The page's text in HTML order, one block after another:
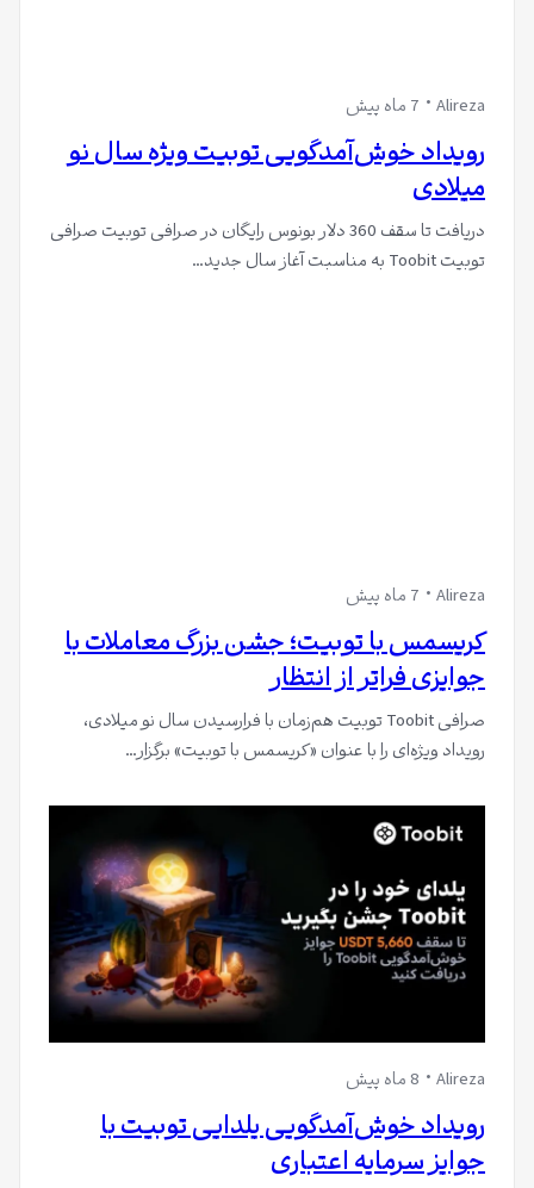
Alireza 7 ماه پیش
رویداد خوش‌آمدگویی توبیت ویژه سال نو
میلادی
دریافت تا سقف 360 دلار بونوس رایگان در صرافی توبیت صرافی
توبیت Toobit به مناسبت آغاز سال جدید…
Alireza 7 ماه پیش
کریسمس با توبیت؛ جشن بزرگ معاملات با
جوایزی فراتر از انتظار
صرافی Toobit توبیت هم‌زمان با فرارسیدن سال نو میلادی،
رویداد ویژه‌ای را با عنوان «کریسمس با توبیت» برگزار…
Alireza 8 ماه پیش
رویداد خوش‌آمدگویی یلدایی توبیت با
جوایز سرمایه اعتباری